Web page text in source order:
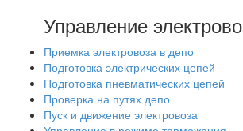
Управление
Приемка электровоза в депо
Подготовка электрических цепей
Подготовка пневматических цепей
Проверка на путях депо
Пуск и движение электровоза